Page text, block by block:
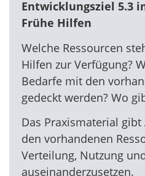
Entwicklungsziel 5.3
Frühe Hilfen
Welche Ressourcen
Hilfen zur Verfügung?
Bedarfe mit den
gedeckt werden? Wo
Das Praxismaterial
den vorhandenen
Verteilung, Nutzung
auseinanderzusetzen.